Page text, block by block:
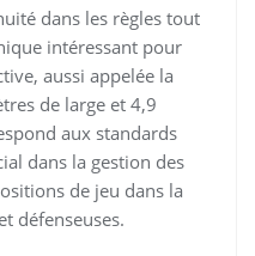
dans les règles tout
intéressant pour
aussi appelée la
de large et 4,9
aux standards
dans la gestion des
de jeu dans la
défenseuses.